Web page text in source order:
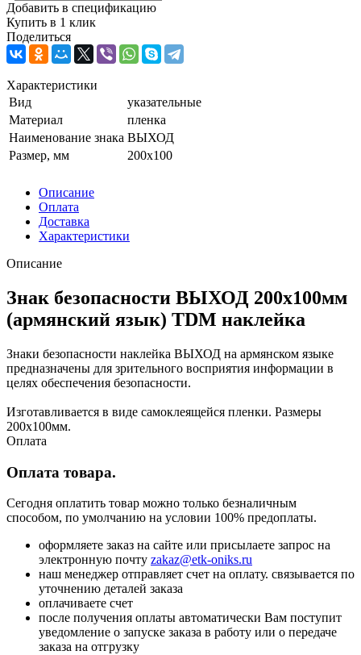
Добавить в спецификацию
Купить в 1 клик
Поделиться
Характеристики
Вид
указательные
Материал
пленка
Наименование знака ВЫХОД
Размер, мм
200x100
Описание
Оплата
Доставка
Характеристики
Описание
Знак безопасности ВЫХОД 200х100мм
(армянский язык) TDM наклейка
Знаки безопасности наклейка ВЫХОД на армянском языке
предназначены для зрительного восприятия информации в
целях обеспечения безопасности.
Изготавливается в виде самоклеящейся пленки. Размеры
200х100мм.
Оплата
Оплата товара.
Сегодня оплатить товар можно только безналичным
способом, по умолчанию на условии 100% предоплаты.
оформляете заказ на сайте или присылаете запрос на
электронную почту zakaz@etk-oniks.ru
наш менеджер отправляет счет на оплату. связывается по
уточнению деталей заказа
оплачиваете счет
после получения оплаты автоматически Вам поступит
уведомление о запуске заказа в работу или о передаче
заказа на отгрузку